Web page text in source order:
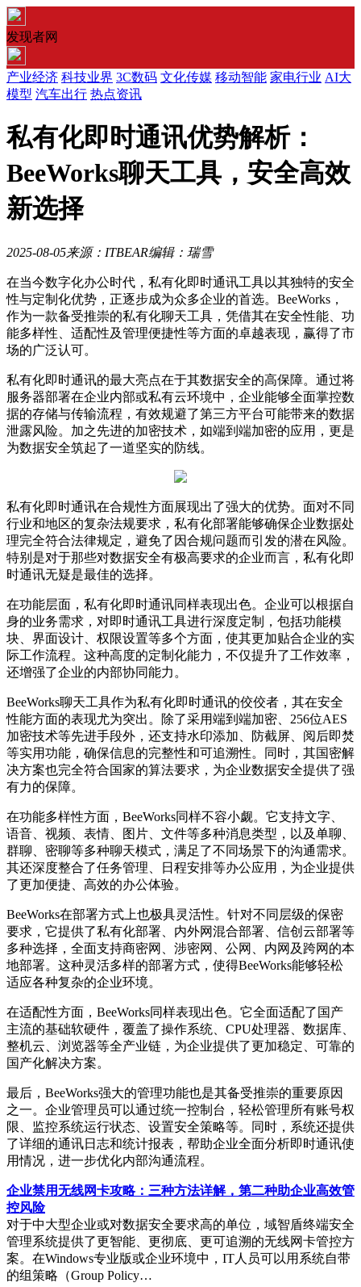
发现者网
产业经济 科技业界 3C数码 文化传媒 移动智能 家电行业 AI大
模型 汽车出行 热点资讯
私有化即时通讯优势解析：
BeeWorks聊天工具，安全高效
新选择
2025-08-05来源：ITBEAR编辑：瑞雪
在当今数字化办公时代，私有化即时通讯工具以其独特的安全
性与定制化优势，正逐步成为众多企业的首选。BeeWorks，
作为一款备受推崇的私有化聊天工具，凭借其在安全性能、功
能多样性、适配性及管理便捷性等方面的卓越表现，赢得了市
场的广泛认可。
私有化即时通讯的最大亮点在于其数据安全的高保障。通过将
服务器部署在企业内部或私有云环境中，企业能够全面掌控数
据的存储与传输流程，有效规避了第三方平台可能带来的数据
泄露风险。加之先进的加密技术，如端到端加密的应用，更是
为数据安全筑起了一道坚实的防线。
私有化即时通讯在合规性方面展现出了强大的优势。面对不同
行业和地区的复杂法规要求，私有化部署能够确保企业数据处
理完全符合法律规定，避免了因合规问题而引发的潜在风险。
特别是对于那些对数据安全有极高要求的企业而言，私有化即
时通讯无疑是最佳的选择。
在功能层面，私有化即时通讯同样表现出色。企业可以根据自
身的业务需求，对即时通讯工具进行深度定制，包括功能模
块、界面设计、权限设置等多个方面，使其更加贴合企业的实
际工作流程。这种高度的定制化能力，不仅提升了工作效率，
还增强了企业的内部协同能力。
BeeWorks聊天工具作为私有化即时通讯的佼佼者，其在安全
性能方面的表现尤为突出。除了采用端到端加密、256位AES
加密技术等先进手段外，还支持水印添加、防截屏、阅后即焚
等实用功能，确保信息的完整性和可追溯性。同时，其国密解
决方案也完全符合国家的算法要求，为企业数据安全提供了强
有力的保障。
在功能多样性方面，BeeWorks同样不容小觑。它支持文字、
语音、视频、表情、图片、文件等多种消息类型，以及单聊、
群聊、密聊等多种聊天模式，满足了不同场景下的沟通需求。
其还深度整合了任务管理、日程安排等办公应用，为企业提供
了更加便捷、高效的办公体验。
BeeWorks在部署方式上也极具灵活性。针对不同层级的保密
要求，它提供了私有化部署、内外网混合部署、信创云部署等
多种选择，全面支持商密网、涉密网、公网、内网及跨网的本
地部署。这种灵活多样的部署方式，使得BeeWorks能够轻松
适应各种复杂的企业环境。
在适配性方面，BeeWorks同样表现出色。它全面适配了国产
主流的基础软硬件，覆盖了操作系统、CPU处理器、数据库、
整机云、浏览器等全产业链，为企业提供了更加稳定、可靠的
国产化解决方案。
最后，BeeWorks强大的管理功能也是其备受推崇的重要原因
之一。企业管理员可以通过统一控制台，轻松管理所有账号权
限、监控系统运行状态、设置安全策略等。同时，系统还提供
了详细的通讯日志和统计报表，帮助企业全面分析即时通讯使
用情况，进一步优化内部沟通流程。
企业禁用无线网卡攻略：三种方法详解，第二种助企业高效管
控风险
对于中大型企业或对数据安全要求高的单位，域智盾终端安全
管理系统提供了更智能、更彻底、更可追溯的无线网卡管控方
案。在Windows专业版或企业环境中，IT人员可以用系统自带
的组策略（Group Policy…